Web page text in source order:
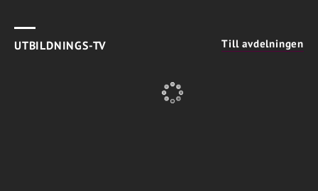
UTBILDNINGS-TV Till avdelningen